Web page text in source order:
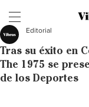
Tras su éxito en
The 1975 se
de los Deportes
Editorial